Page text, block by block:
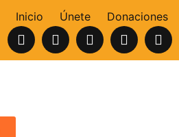
Inicio Únete Donaciones